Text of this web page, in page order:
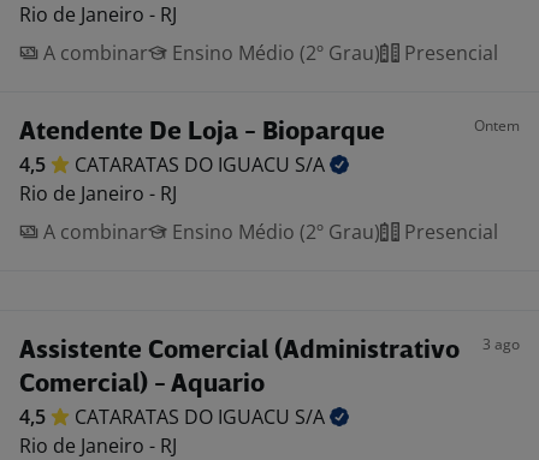
Rio de Janeiro - RJ
A combinar
Ensino Médio (2º Grau) Presencial
Atendente De Loja - Bioparque Ontem
4,5 CATARATAS DO IGUACU S/A
Rio de Janeiro - RJ
A combinar
Ensino Médio (2º Grau) Presencial
Assistente Comercial (Administrativo
Comercial) - Aquario
3 ago
4,5 CATARATAS DO IGUACU S/A
Rio de Janeiro - RJ